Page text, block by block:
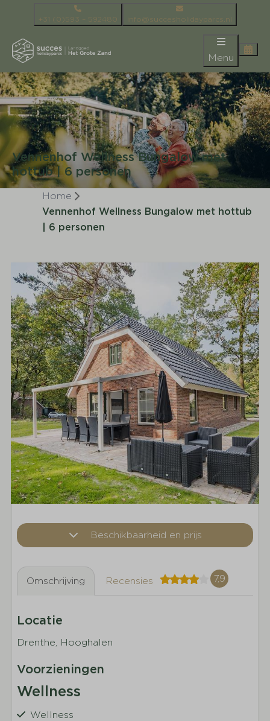
+31 (0)593 – 592480 info@succesholidayparcs.nl
Menu
Vennenhof Wellness Bungalow met
hottub | 6 personen
Home
Vennenhof Wellness Bungalow met hottub
| 6 personen
Beschikbaarheid en prijs
Omschrijving Recensies 7,9
Locatie
Drenthe, Hooghalen
Voorzieningen
Wellness
Wellness